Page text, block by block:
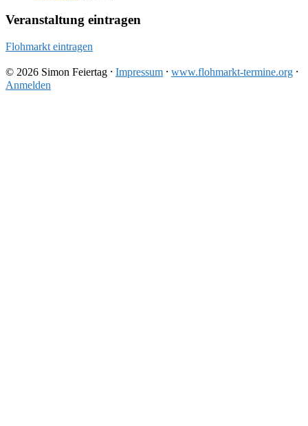
Veranstaltung eintragen
Flohmarkt eintragen
© 2026 Simon Feiertag ⸱ Impressum ⸱ www.flohmarkt-termine.org ⸱
Anmelden